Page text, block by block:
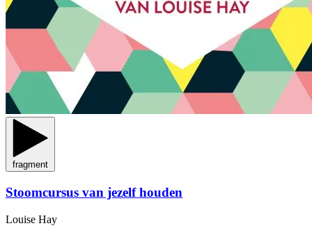
fragment
Stoomcursus van jezelf houden
Louise Hay